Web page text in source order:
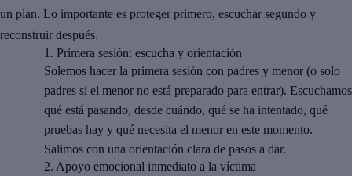
un plan. Lo importante es proteger primero, escuchar segundo y
reconstruir después.
1. Primera sesión: escucha y orientación
Solemos hacer la primera sesión con padres y menor (o solo
padres si el menor no está preparado para entrar). Escuchamos
qué está pasando, desde cuándo, qué se ha intentado, qué
pruebas hay y qué necesita el menor en este momento.
Salimos con una orientación clara de pasos a dar.
2. Apoyo emocional inmediato a la víctima